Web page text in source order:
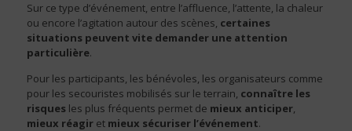
Sur ce type d’événement, entre l’affluence, l’attente, la chaleur
ou encore l’agitation autour des scènes, certaines
situations peuvent vite demander une attention
particulière.
Pour les participants, les bénévoles, les organisateurs comme
pour les secouristes mobilisés sur le terrain, connaître les
risques les plus fréquents permet de mieux anticiper,
mieux réagir et mieux sécuriser l’événement.